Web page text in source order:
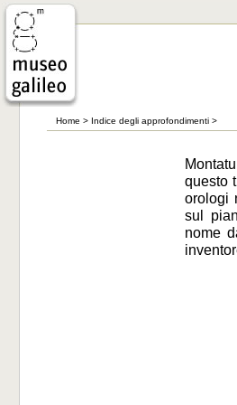
Home > Indice degli approfondimenti >
questo
orologi
sul
nome